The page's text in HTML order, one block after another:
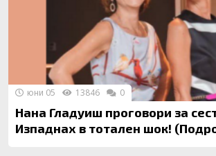
Нана Гладуиш проговори за
Изпаднах в тотален шок!
юни 05 13846 0